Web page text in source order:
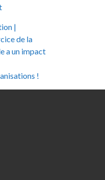
|
de la
a un impact
!